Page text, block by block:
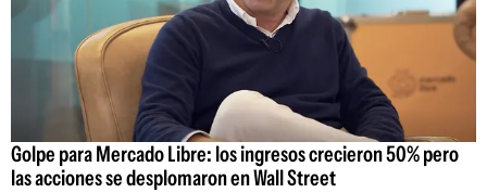
Golpe para Mercado Libre: los ingresos crecieron 50% pero
las acciones se desplomaron en Wall Street